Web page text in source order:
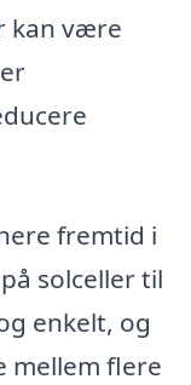
kan være
fremtid i
solceller til
enkelt, og
mellem flere